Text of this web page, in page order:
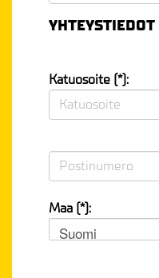
YHTEYSTIEDOT
Katuosoite (*):
Maa (*):
Suomi